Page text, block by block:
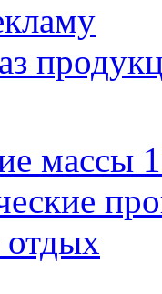
массы
отдых